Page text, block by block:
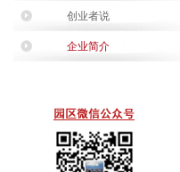
创业者说
企业简介